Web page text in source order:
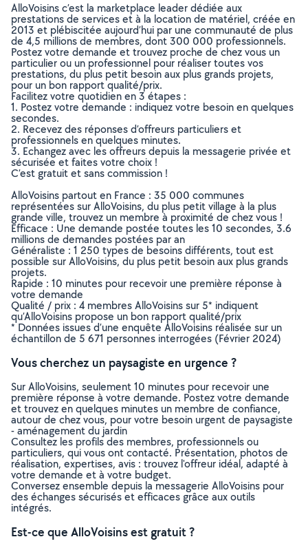
AlloVoisins c’est la marketplace leader dédiée aux
prestations de services et à la location de matériel, créée en
2013 et plébiscitée aujourd’hui par une communauté de plus
de 4,5 millions de membres, dont 300 000 professionnels.
Postez votre demande et trouvez proche de chez vous un
particulier ou un professionnel pour réaliser toutes vos
prestations, du plus petit besoin aux plus grands projets,
pour un bon rapport qualité/prix.
Facilitez votre quotidien en 3 étapes :
1. Postez votre demande : indiquez votre besoin en quelques
secondes.
2. Recevez des réponses d’offreurs particuliers et
professionnels en quelques minutes.
3. Echangez avec les offreurs depuis la messagerie privée et
sécurisée et faites votre choix !
C’est gratuit et sans commission !
AlloVoisins partout en France : 35 000 communes
représentées sur AlloVoisins, du plus petit village à la plus
grande ville, trouvez un membre à proximité de chez vous !
Efficace : Une demande postée toutes les 10 secondes, 3.6
millions de demandes postées par an
Généraliste : 1 250 types de besoins différents, tout est
possible sur AlloVoisins, du plus petit besoin aux plus grands
projets.
Rapide : 10 minutes pour recevoir une première réponse à
votre demande
Qualité / prix : 4 membres AlloVoisins sur 5* indiquent
qu’AlloVoisins propose un bon rapport qualité/prix
* Données issues d’une enquête AlloVoisins réalisée sur un
échantillon de 5 671 personnes interrogées (Février 2024)
Vous cherchez un paysagiste en urgence ?
Sur AlloVoisins, seulement 10 minutes pour recevoir une
première réponse à votre demande. Postez votre demande
et trouvez en quelques minutes un membre de confiance,
autour de chez vous, pour votre besoin urgent de paysagiste
- aménagement du jardin
Consultez les profils des membres, professionnels ou
particuliers, qui vous ont contacté. Présentation, photos de
réalisation, expertises, avis : trouvez l'offreur idéal, adapté à
votre demande et à votre budget.
Conversez ensemble depuis la messagerie AlloVoisins pour
des échanges sécurisés et efficaces grâce aux outils
intégrés.
Est-ce que AlloVoisins est gratuit ?